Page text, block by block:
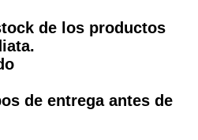
de los productos
de entrega antes de